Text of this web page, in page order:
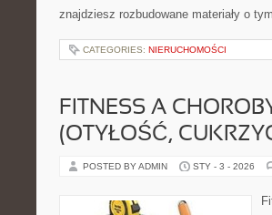
znajdziesz rozbudowane materiały o
CATEGORIES: NIERUCHOMOŚCI
FITNESS A
(OTYŁOŚĆ,
POSTED BY ADMIN STY - 3 - 2026